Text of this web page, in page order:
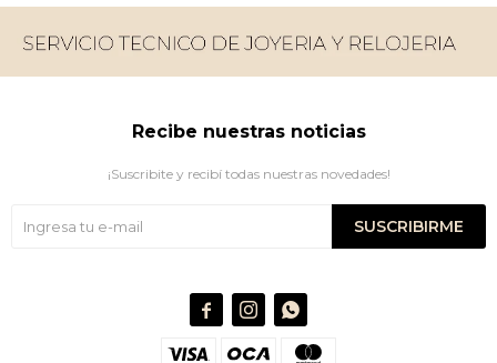
Recibe nuestras noticias
¡Suscribite y recibí todas nuestras novedades!
SUSCRIBIRME
  